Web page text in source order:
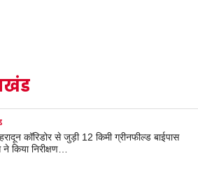
कॉरिडोर से जुड़ी 12 किमी ग्रीनफील्ड बाईपास
किया निरीक्षण…